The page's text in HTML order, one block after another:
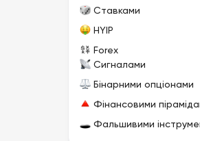
Ставками
HYIP
Forex
Сигналами
Бінарними опціонами
Фінансовими
Фальшивими